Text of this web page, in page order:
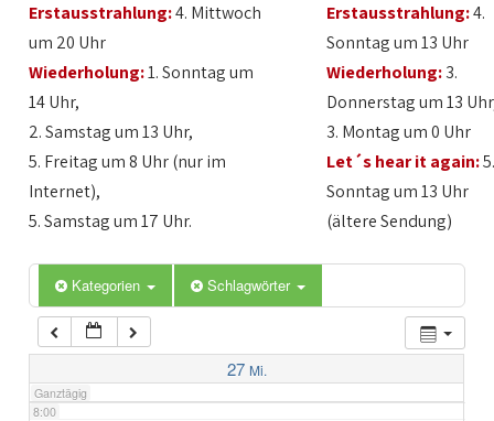
Erstausstrahlung:4. Mittwoch
um 20 Uhr
Wiederholung:1. Sonntag um
14 Uhr,
2. Samstag um 13 Uhr,
5. Freitag um 8 Uhr (nur im
Internet),
5. Samstag um 17 Uhr.
Erstausstrahlung:4.
Sonntag um 13 Uhr
Wiederholung:3.
Donnerstag um 13
3. Montag um 0 Uhr
Let´s hear it again:
Sonntag um 13 Uhr
(ältere Sendung)
Kategorien Schlagwörter
27 Mi.
Ganztägig
2:00
3:00
5:00
6:00
7:00
8:00